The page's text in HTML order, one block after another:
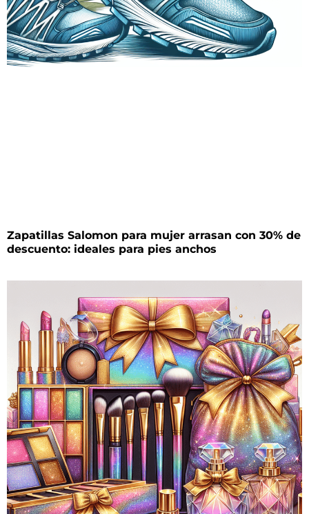
Zapatillas Salomon para mujer arrasan con 30% de
descuento: ideales para pies anchos